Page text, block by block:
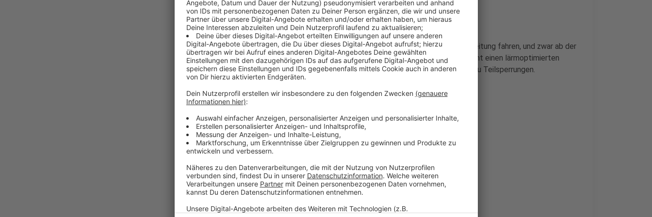
Anzeige
In der Zeit der Arbeiten muss die Buslinie 733 ebenfalls eine Umleitung fahren, und zwar ab der
Haltestelle St. Vincenz-Krankenhaus. Die Jülicher Straße bekommt einen lärmoptimierten
Asphalt. Deshalb kommt es bis Anfang November immer wieder zu Teilsperrungen.
Anzeige
Weitere Infos und Links zum Thema:
Anzeige
Hier informiert die Rheinbahn
So haben wir vor zwei Wochen berichtet
Der AD-Verkehrsservice